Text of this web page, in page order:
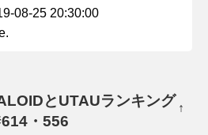
08-25 20:30:00
とUTAUランキング
・556
↑